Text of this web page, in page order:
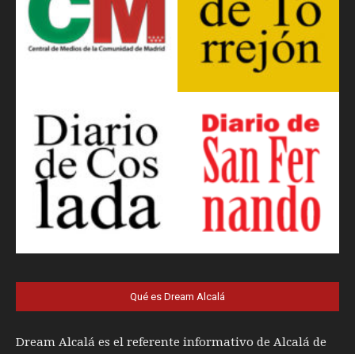
Qué es Dream Alcalá
Dream Alcalá es el referente informativo de Alcalá de